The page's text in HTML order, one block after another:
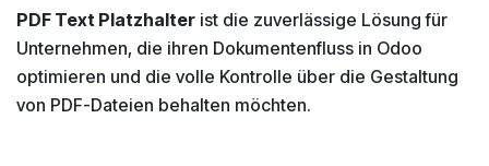
PDF Text Platzhalter ist die zuverlässige Lösung für
Unternehmen, die ihren Dokumentenfluss in Odoo
optimieren und die volle Kontrolle über die Gestaltung
von PDF-Dateien behalten möchten.